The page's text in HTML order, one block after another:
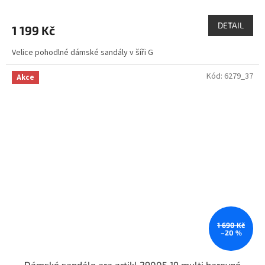
1 199 Kč DETAIL
Velice pohodlné dámské sandály v šíři G
Akce
1 690 Kč
–20 %
Kód: 6279_37